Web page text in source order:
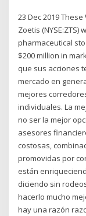
23 Dec 2019
Zoetis
pharmaceutical
$200 million in
que sus acciones
mercado en
mejores
individuales. La
no ser la mejor
asesores
costosas,
promovidas por
están
diciendo sin
hacerlo mucho
hay una razón